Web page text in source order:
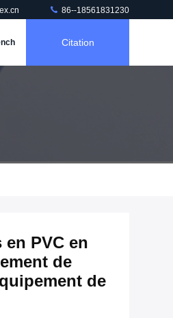
86--18561831230
Citation
PVC en
de
de